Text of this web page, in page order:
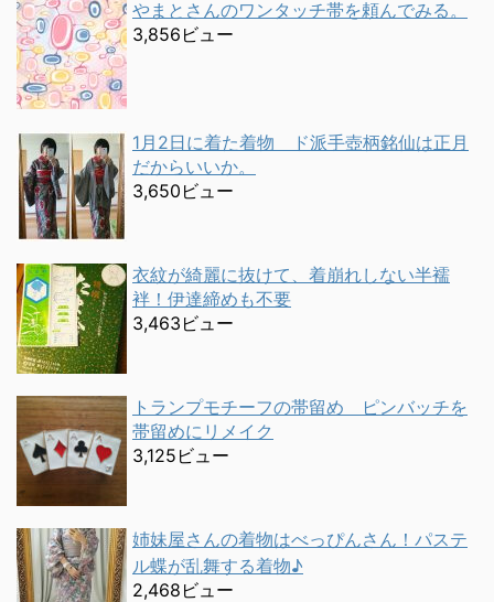
やまとさんのワンタッチ帯を頼んでみる。
3,856ビュー
1月2日に着た着物 ド派手壺柄銘仙は正月
だからいいか。
3,650ビュー
衣紋が綺麗に抜けて、着崩れしない半襦
袢！伊達締めも不要
3,463ビュー
トランプモチーフの帯留め ピンバッチを
帯留めにリメイク
3,125ビュー
姉妹屋さんの着物はべっぴんさん！パステ
ル蝶が乱舞する着物♪
2,468ビュー